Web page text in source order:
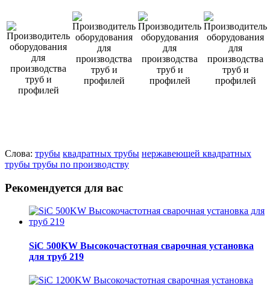
Слова: трубы квадратных трубы нержавеющей квадратных
трубы трубы по производству
Рекомендуется для вас
SiC 500KW Высокочастотная сварочная установка
для труб 219